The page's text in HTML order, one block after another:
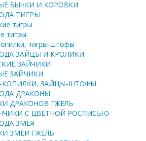
БЫЧКИ И КОРОВКИ
ТИГРЫ
тигры
тигры
тигры-штофы
ЗАЙЦЫ И КРОЛИКИ
ЗАЙЧИКИ
ЗАЙЧИКИ
КОПИЛКИ, ЗАЙЦЫ-ШТОФЫ
ДРАКОНЫ
ДРАКОНОВ ГЖЕЛЬ
С ЦВЕТНОЙ РОСПИСЬЮ
ЗМЕЯ
ЗМЕИ ГЖЕЛЬ